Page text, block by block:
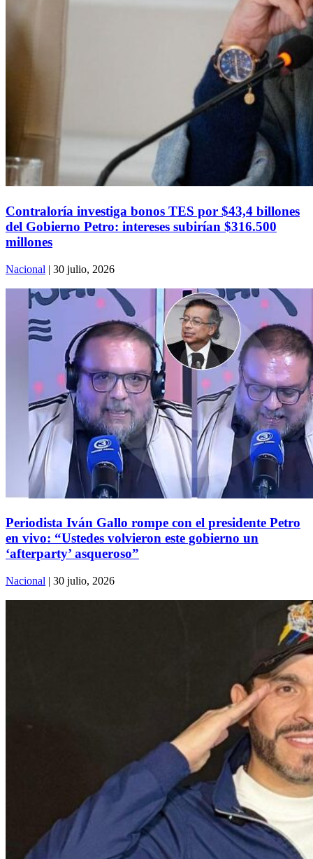
Contraloría investiga bonos TES por $43,4 billones
del Gobierno Petro: intereses subirían $316.500
millones
Nacional | 30 julio, 2026
Periodista Iván Gallo rompe con el presidente Petro
en vivo: “Ustedes volvieron este gobierno un
‘afterparty’ asqueroso”
Nacional | 30 julio, 2026